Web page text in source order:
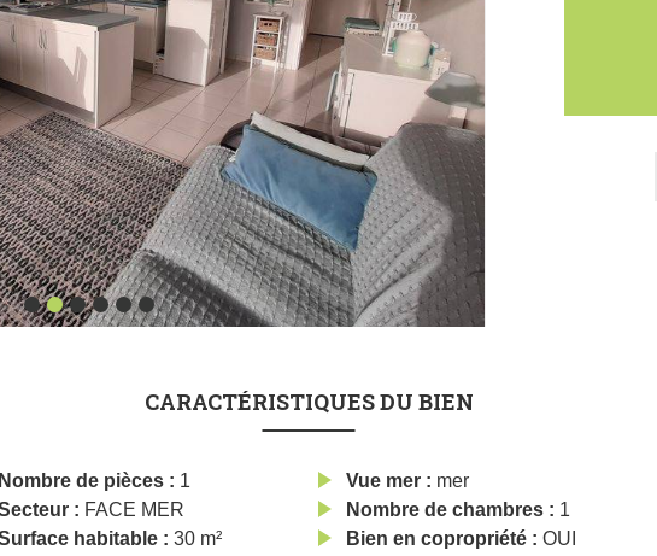
CARACTÉRISTIQUES DU BIEN
Nombre de pièces
1
FACE MER
habitable
30 m²
Vue mer
mer
Nombre de chambres
1
Bien en copropriété
OUI